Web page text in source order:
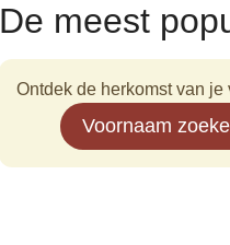
De meest
Ontdek de herkomst van je
Voornaam